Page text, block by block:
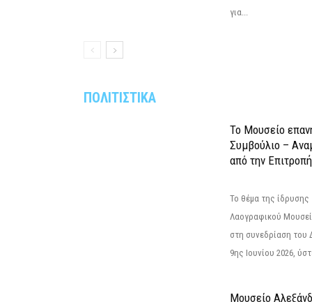
για...
ΠΟΛΙΤΙΣΤΙΚΑ
Το Μουσείο
Συμβούλιο –
από την Επιτροπή
Το θέμα της ίδρυσης
Λαογραφικού
στη συνεδρίαση του
9ης Ιουνίου 2026,
Μουσείο